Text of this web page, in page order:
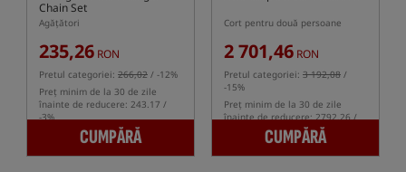
Chain Set
Agățători
235,26 RON
Pretul categoriei: 266,02 / -12%
Preț minim de la 30 de zile
înainte de reducere: 243.17 /
-3%
CUMPĂRĂ
Cort pentru două persoane
2 701,46 RON
Pretul categoriei: 3 192,08 /
-15%
Preț minim de la 30 de zile
înainte de reducere: 2792.26 /
CUMPĂRĂ